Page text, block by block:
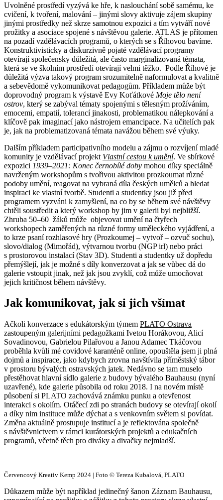
Uvolněné prostředí vyzývá ke hře, k naslouchání sobě samému, ke
cvičení, k tvoření, malování – jinými slovy aktivuje zájem skupiny
jinými prostředky než skrze samotnou expozici a tím vytváří nové
prožitky a asociace spojené s návštěvou galerie. ATLAS je přítomen
na pozadí vzdělávacích programů, o kterých se s Říhovou bavíme.
Konstruktivisticky a diskurzivně pojaté vzdělávací programy
otevírají společensky důležitá, ale často marginalizovaná témata,
která se ve školním prostředí otevírají velmi těžko. Podle Říhové je
důležitá výzva takový program srozumitelně naformulovat a kvalitně
a sebevědomě vykomunikovat pedagogům. Příkladem může být
doprovodný program k výstavě Evy Koťátkové Moje tělo není
ostrov, který se zabýval tématy spojenými s tělesným prožíváním,
emocemi, empatií, tolerancí jinakosti, problematikou nálepkování a
klíčově pak imaginací jako nástrojem emancipace. Na učitelích pak
je, jak na problematizovaná témata navážou během své výuky.
Dalším příkladem participativního modelu a zájmu o rozvíjení mladé
komunity je vzdělávací projekt Vlastní cestou k umění. Ve sbírkové
expozici 1939–2021: Konec černobílé doby mohou díky speciálně
navrženým workshopům s tvořivou aktivitou prozkoumat různé
podoby umění, reagovat na vybraná díla českých umělců a hledat
inspiraci ke vlastní tvorbě. Studenti a studentky jsou již před
programem vyzváni k zamyšlení, na co by se během své návštěvy
chtěli soustředit a který workshop by jim v galerii byl nejbližší.
Zhruba 50–60 žáků může objevovat umění na čtyřech
workshopech zaměřených na různé formy uměleckého vyjádření, a
to krze psaní rozhlasové hry (Prozkoumej – vytvoř – ozvuč sochu),
slovo/dialog (Mimořád), výtvarnou tvorbu (NGP irl) nebo práci
s prostorovou instalací (Stav 3D). Studenti a studentky už dopředu
přemýšlejí, jak je možné s díly konverzovat a jak se vůbec dá do
galerie vstoupit jinak, než jak jsou zvyklí, což může umocňovat
jejich kritičnost během návštěvy.
Jak komunikovat, jak si jich všímat
Ačkoli konverzace s edukátorským týmem PLATO Ostrava
zastoupeným galerijními pedagožkami Ivetou Horákovou, Alicí
Sovadinovou, Gabrielou Pilařovou a Janou Adamec Tkáčovou
proběhla kvůli mé covidové karanténě online, opouštěla jsem ji plná
dojmů a inspirace, jako kdybych zrovna navštívila příměstský tábor
v prostoru bývalých ostravských jatek. Nedávno se tam muselo
přestěhovat hlavní sídlo galerie z budovy bývalého Bauhausu (nyní
uzavřené), kde galerie působila od roku 2018. I na novém místě
působení si PLATO zachovává známku punku a otevřenost
interakci s okolím. Otáčecí zdi po stranách budovy se otevírají okolí
a díky nim instituce může dýchat a s venkovním světem si povídat.
Změna aktuálně prostupuje institucí a je reflektována společně
s návštěvnictvem v rámci kurátorských projektů a edukačních
programů, včetně těch pro diváky a divačky nejmladší.
Červencový Kreativ Kemp 2024 | Foto © Tereza Kubalová, PLATO
Důkazem může být například jedinečný šanon Záznam Bauhausu,